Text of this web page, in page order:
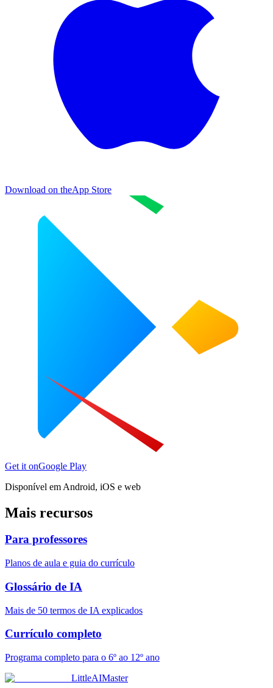
Download on theApp Store
Get it onGoogle Play
Disponível em Android, iOS e web
Mais recursos
Para professores
Planos de aula e guia do currículo
Glossário de IA
Mais de 50 termos de IA explicados
Currículo completo
Programa completo para o 6º ao 12º ano
LittleAIMaster